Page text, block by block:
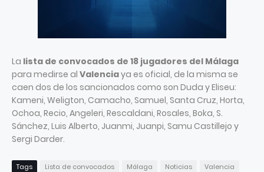
La lista de convocados de 18 jugadores del Málaga
para medirse al Valenciaya es oficial, de la misma se
caen dos de los sancionados como son Duda y Eliseu:
Kameni, Weligton, Camacho, Samuel, Santa Cruz, Horta,
Ochoa, Recio, Angeleri, Rescaldani, Rosales, Boka, S.
Sánchez, Luis Alberto, Juanmi, Juanpi, Samu Castillejo y
Sergi Darder.
Tags Lista de convocados Málaga Noticias Valencia